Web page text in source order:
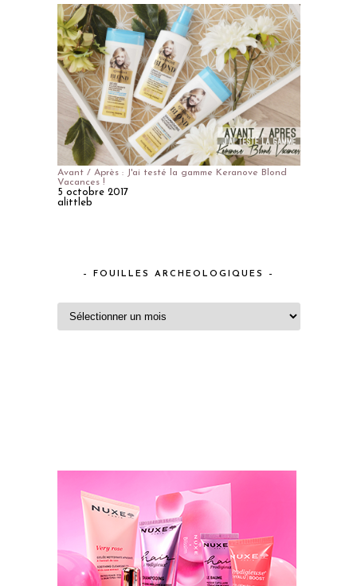
Avant / Après : J'ai testé la gamme Keranove Blond
Vacances !
5 octobre 2017
alittleb
– FOUILLES ARCHEOLOGIQUES –